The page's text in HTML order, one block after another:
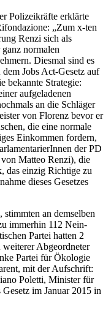
Polizeikräfte erklärte
„Zum x-ten
Renzi sich als
normalen
Diesmal sind es
Jobs Act-Gesetz auf
bekannte Strategie:
aufgeladenen
an die Schläger
von Florenz bevor er
die eine normale
Einkommen fordern,
der PD
Matteo Renzi), die
das einzig Richtige zu
dieses Gesetzes
an demselben
immerhin 112 Nein-
Partei hatten 2
Abgeordneter
Partei für Ökologie
mit der Aufschrift:
Poletti, Minister für
im Januar 2015 in